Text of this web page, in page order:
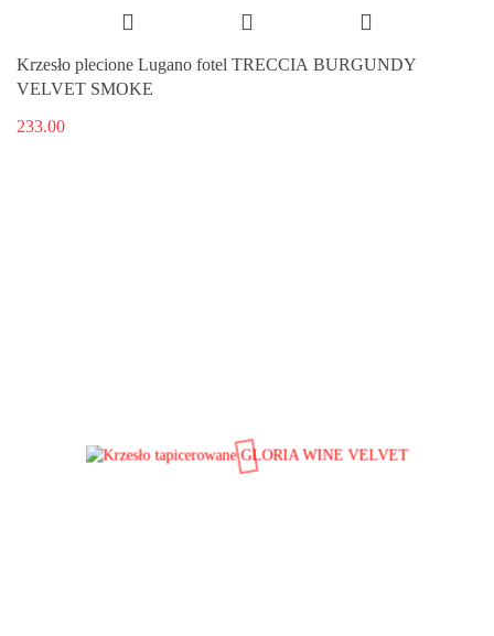
Krzesło plecione Lugano fotel TRECCIA BURGUNDY
VELVET SMOKE
233.00